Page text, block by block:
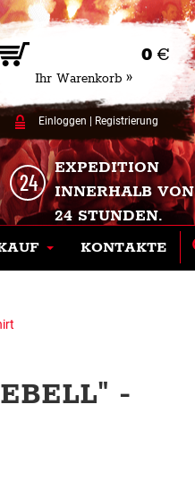
0 €
Ihr Warenkorb »
Einloggen Registrierung
EXPEDITION
INNERHALB VON
24 STUNDEN.
KONTAKTE
-